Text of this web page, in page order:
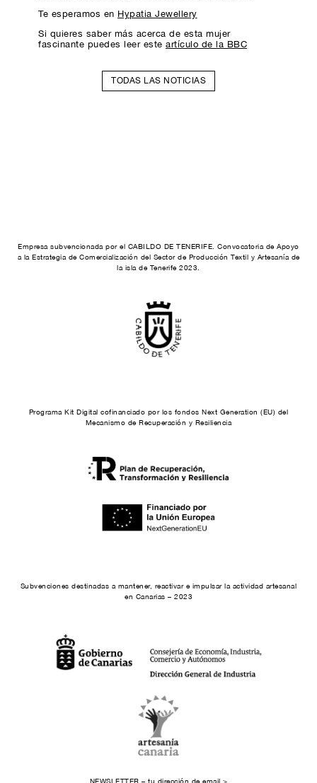
Te esperamos en Hypatia Jewellery
Si quieres saber más acerca de esta mujer
fascinante puedes leer este artículo de la BBC
TODAS LAS NOTICIAS
Empresa subvencionada por el CABILDO DE TENERIFE. Convocatoria de Apoyo
a la Estrategia de Comercialización del Sector de Producción Textil y Artesanía de
la isla de Tenerife 2023.
Programa Kit Digital cofinanciado por los fondos Next Generation (EU) del
Mecanismo de Recuperación y Resiliencia
Subvenciones destinadas a mantener, reactivar e impulsar la actividad artesanal
en Canarias – 2023
NEWSLETTER – tu dirección de email >